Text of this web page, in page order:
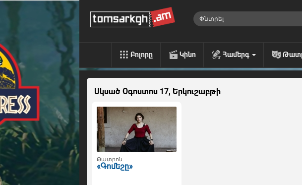
Բոլորը Կինո Համերգ
Սկսած Օգոստոս 17, Երկուշաբթի
Թատրոն
«Գոմեշը»